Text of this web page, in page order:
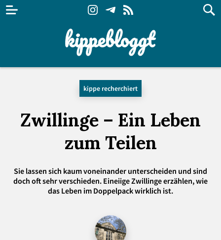
kippe recherchiert
Zwillinge – Ein Leben
zum Teilen
Sie lassen sich kaum voneinander unterscheiden und sind
doch oft sehr verschieden. Eineiige Zwillinge erzählen, wie
das Leben im Doppelpack wirklich ist.